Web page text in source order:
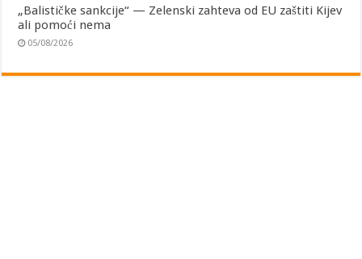
„Balističke sankcije“ — Zelenski zahteva od EU zaštiti Kijev
ali pomoći nema
05/08/2026